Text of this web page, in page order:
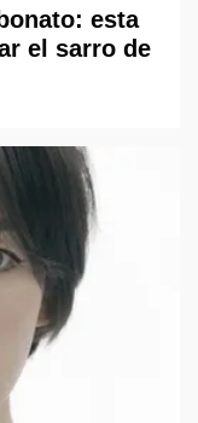
esta
el sarro de